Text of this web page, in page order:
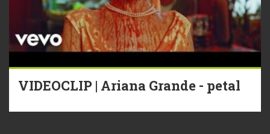
VIDEOCLIP | Ariana Grande - petal